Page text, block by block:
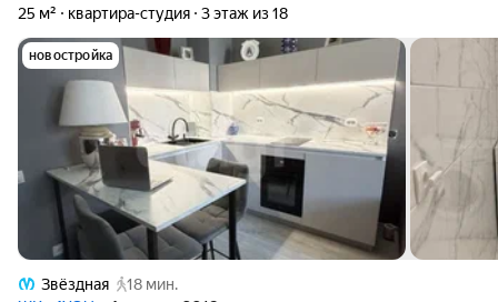
25 м² квартира-студия 3 этаж из 18
новостройка
Звёздная
18 мин.